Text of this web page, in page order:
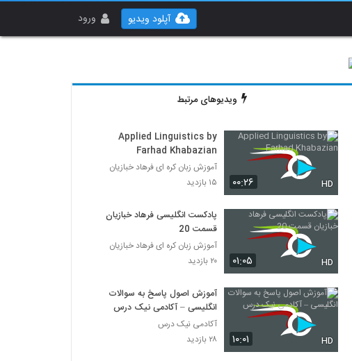
ورود آپلود ویدیو
ویدیوهای مرتبط
۰۰:۲۶ HD
Applied Linguistics by
Farhad Khabazian
آموزش زبان کره ای فرهاد خبازیان
۱۵ بازدید
۰۱:۰۵ HD
پادکست انگلیسی فرهاد خبازیان
قسمت 20
آموزش زبان کره ای فرهاد خبازیان
۲۰ بازدید
۱۰:۰۱ HD
آموزش اصول پاسخ به سوالات
انگلیسی – آکادمی نیک درس
آکادمی نیک درس
۲۸ بازدید